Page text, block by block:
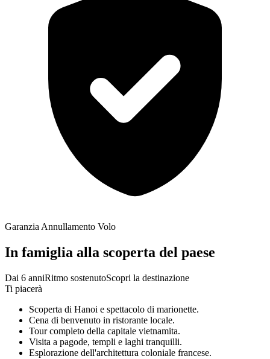
Garanzia Annullamento Volo
In famiglia alla scoperta del paese
Dai 6 anniRitmo sostenutoScopri la destinazione
Ti piacerà
Scoperta di Hanoi e spettacolo di marionette.
Cena di benvenuto in ristorante locale.
Tour completo della capitale vietnamita.
Visita a pagode, templi e laghi tranquilli.
Esplorazione dell'architettura coloniale francese.